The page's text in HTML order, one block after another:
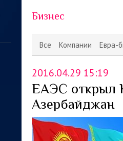
Все Компании Евра-
Бизнес
2016.04.29 15:19
ЕАЭС открыл
Азербайджан